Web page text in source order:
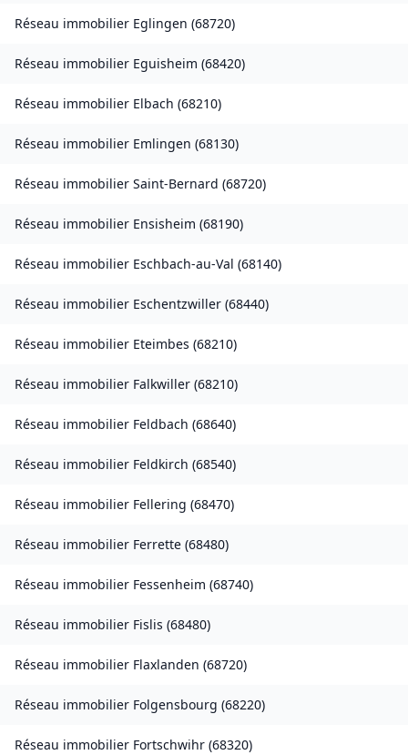
Réseau immobilier Eglingen (68720)
Réseau immobilier Eguisheim (68420)
Réseau immobilier Elbach (68210)
Réseau immobilier Emlingen (68130)
Réseau immobilier Saint-Bernard (68720)
Réseau immobilier Ensisheim (68190)
Réseau immobilier Eschbach-au-Val (68140)
Réseau immobilier Eschentzwiller (68440)
Réseau immobilier Eteimbes (68210)
Réseau immobilier Falkwiller (68210)
Réseau immobilier Feldbach (68640)
Réseau immobilier Feldkirch (68540)
Réseau immobilier Fellering (68470)
Réseau immobilier Ferrette (68480)
Réseau immobilier Fessenheim (68740)
Réseau immobilier Fislis (68480)
Réseau immobilier Flaxlanden (68720)
Réseau immobilier Folgensbourg (68220)
Réseau immobilier Fortschwihr (68320)